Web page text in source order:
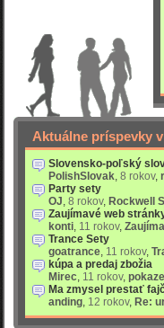
Aktuálne príspevky
Slovensko-poľský
PolishSlovak, 8 rokov,
Party sety
OJ, 8 rokov, Rockwell
Zaujímavé web
konti, 11 rokov,
Trance Sety
goatrance, 11 rokov,
kúpa a predaj zbožia
Mirec, 11 rokov,
Ma zmysel prestať
anding, 12 rokov, Re: